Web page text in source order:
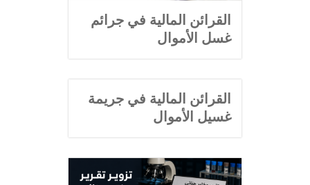
القرائن المالية في جرائم
غسل الأموال
القرائن المالية في جريمة
غسيل الأموال